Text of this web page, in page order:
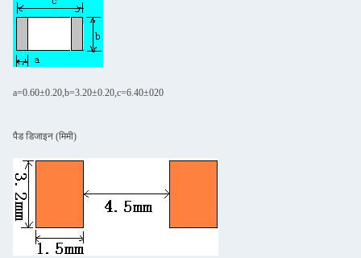
a=0.60±0.20,b=3.20±0.20,c=6.40±020
पैड डिजाइन (मिमी)